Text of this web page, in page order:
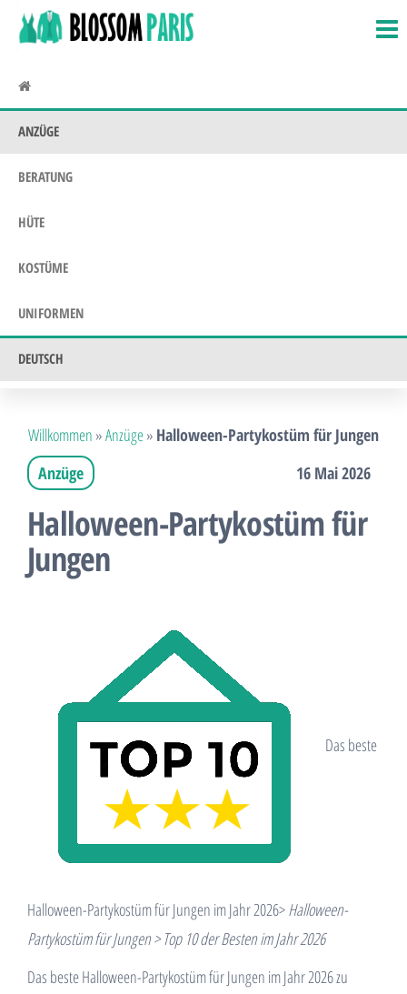
Inhalt
ANZÜGE
BERATUNG
HÜTE
KOSTÜME
UNIFORMEN
DEUTSCH
Willkommen »Anzüge» Halloween-Partykostüm für Jungen
Anzüge
16 Mai 2026
Halloween-Partykostüm für
Jungen
Das beste
Halloween-Partykostüm für Jungen im Jahr 2026>Halloween-
Partykostüm für Jungen > Top 10 der Besten im Jahr 2026
Das beste Halloween-Partykostüm für Jungen im Jahr 2026 zu